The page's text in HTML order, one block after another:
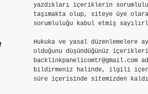
yazdıkları içeriklerin
taşımakta olup, siteye üye
sorumluluğu kabul etmiş
Hukuka ve yasal düzenlemelere
olduğunu düşündüğünüz
backlinkpanelicomtr@gmail.com
bildirmeniz halinde, ilgili
süre içerisinde sitemizden